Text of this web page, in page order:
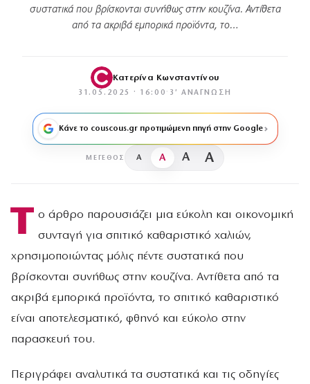
συστατικά που βρίσκονται συνήθως στην κουζίνα. Αντίθετα
από τα ακριβά εμπορικά προϊόντα, το…
Κατερίνα Κωνσταντίνου
31.05.2025 · 16:00 · 3′ ΑΝΆΓΝΩΣΗ
Κάνε το couscous.gr προτιμώμενη πηγή στην Google
ΜΈΓΕΘΟΣ A A A A
Τ ο άρθρο παρουσιάζει μια εύκολη και οικονομική
συνταγή για σπιτικό καθαριστικό χαλιών,
χρησιμοποιώντας μόλις πέντε συστατικά που
βρίσκονται συνήθως στην κουζίνα. Αντίθετα από τα
ακριβά εμπορικά προϊόντα, το σπιτικό καθαριστικό
είναι αποτελεσματικό, φθηνό και εύκολο στην
παρασκευή του.
Περιγράφει αναλυτικά τα συστατικά και τις οδηγίες